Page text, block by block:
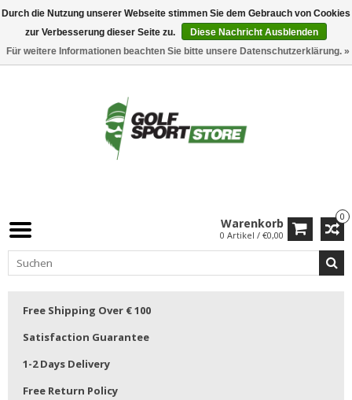
0
Warenkorb
0 Artikel / €0,00
Free Shipping Over € 100
Satisfaction Guarantee
1-2 Days Delivery
Free Return Policy
Durch die Nutzung unserer Webseite stimmen Sie dem Gebrauch von Cookies
zur Verbesserung dieser Seite zu.
Diese Nachricht Ausblenden
Für weitere Informationen beachten Sie bitte unsere Datenschutzerklärung. »